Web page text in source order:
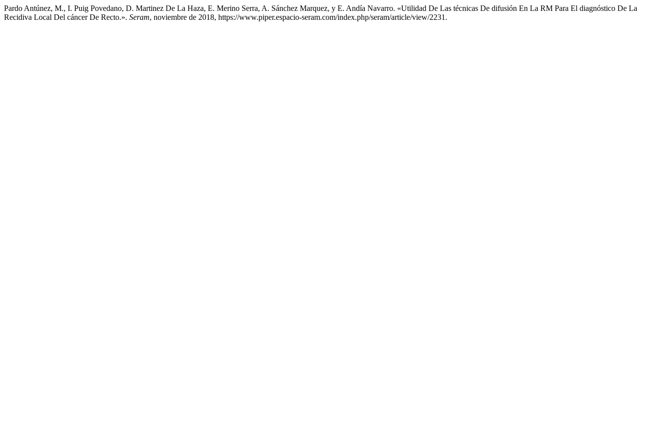
Pardo Antúnez, M., I. Puig Povedano, D. Martinez De La Haza, E. Merino Serra, A. Sánchez Marquez, y E. Andía Navarro. «Utilidad De Las técnicas De difusión En La RM Para El diagnóstico De La
Recidiva Local Del cáncer De Recto.». Seram, noviembre de 2018, https://www.piper.espacio-seram.com/index.php/seram/article/view/2231.